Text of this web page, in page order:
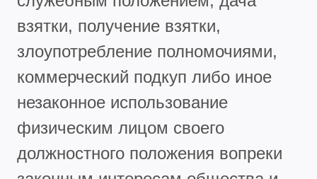
взятки, получение взятки,
злоупотребление полномочиями,
коммерческий подкуп либо иное
незаконное использование
физическим лицом своего
должностного положения вопреки